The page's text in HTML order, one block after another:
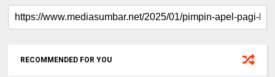
RECOMMENDED FOR YOU